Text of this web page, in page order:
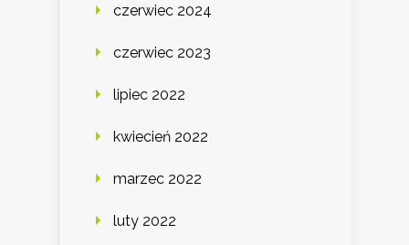
czerwiec 2024
czerwiec 2023
lipiec 2022
kwiecień 2022
marzec 2022
luty 2022